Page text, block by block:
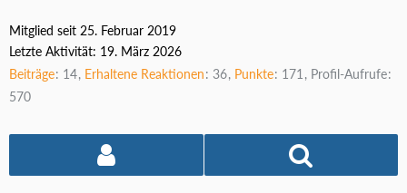
Mitglied seit 25. Februar 2019
Letzte Aktivität: 19. März 2026
Beiträge 14 Erhaltene Reaktionen 36 Punkte 171
Profil-Aufrufe
570